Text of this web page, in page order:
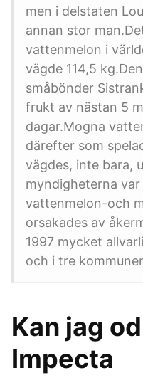
men i delstaten
annan stor
vattenmelon i
vägde 114,5
småbönder
frukt av nästan 5
dagar.Mogna
därefter som
vägdes, inte bara,
myndigheterna
vattenmelon-och
orsakades av
1997 mycket
och i tre
Kan jag
Impecta